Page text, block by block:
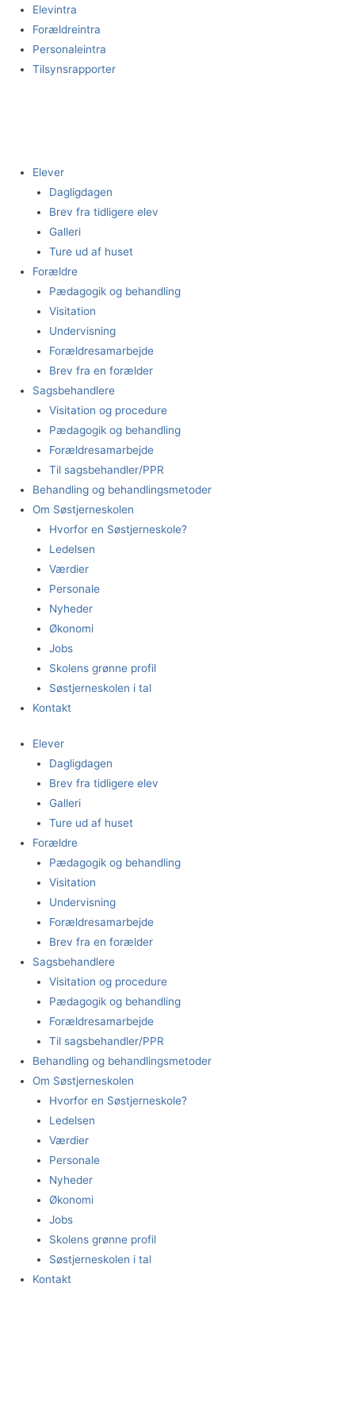
indholdet
Elevintra
Forældreintra
Personaleintra
Tilsynsrapporter
Elever
Dagligdagen
Brev fra tidligere elev
Galleri
Ture ud af huset
Forældre
Pædagogik og behandling
Visitation
Undervisning
Forældresamarbejde
Brev fra en forælder
Sagsbehandlere
Visitation og procedure
Pædagogik og behandling
Forældresamarbejde
Til sagsbehandler/PPR
Behandling og behandlingsmetoder
Om Søstjerneskolen
Hvorfor en Søstjerneskole?
Ledelsen
Værdier
Personale
Nyheder
Økonomi
Jobs
Skolens grønne profil
Søstjerneskolen i tal
Kontakt
Elever
Dagligdagen
Brev fra tidligere elev
Galleri
Ture ud af huset
Forældre
Pædagogik og behandling
Visitation
Undervisning
Forældresamarbejde
Brev fra en forælder
Sagsbehandlere
Visitation og procedure
Pædagogik og behandling
Forældresamarbejde
Til sagsbehandler/PPR
Behandling og behandlingsmetoder
Om Søstjerneskolen
Hvorfor en Søstjerneskole?
Ledelsen
Værdier
Personale
Nyheder
Økonomi
Jobs
Skolens grønne profil
Søstjerneskolen i tal
Kontakt